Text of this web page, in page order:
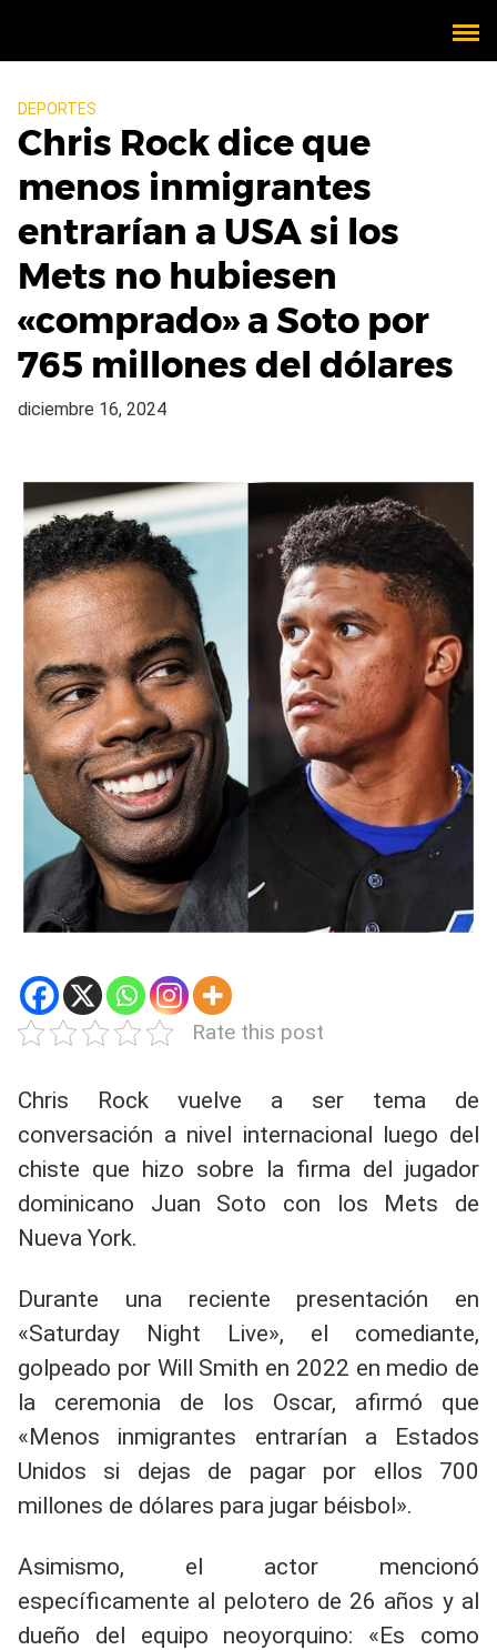
DEPORTES
Chris Rock dice que
menos inmigrantes
entrarían a USA si los
Mets no hubiesen
«comprado» a Soto por
765 millones del dólares
diciembre 16, 2024
Rate this post
Chris Rock vuelve a ser tema de
conversación a nivel internacional luego del
chiste que hizo sobre la firma del jugador
dominicano Juan Soto con los Mets de
Nueva York.
Durante una reciente presentación en
«Saturday Night Live», el comediante,
golpeado por Will Smith en 2022 en medio de
la ceremonia de los Oscar, afirmó que
«Menos inmigrantes entrarían a Estados
Unidos si dejas de pagar por ellos 700
millones de dólares para jugar béisbol».
Asimismo, el actor mencionó
específicamente al pelotero de 26 años y al
dueño del equipo neoyorquino: «Es como